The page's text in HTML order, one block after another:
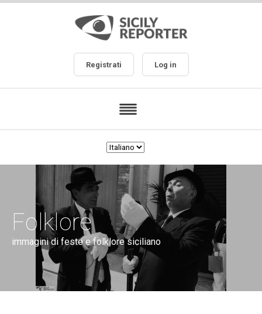
Registrati Log in
Folklore
immagini di feste e folklore siciliano